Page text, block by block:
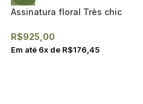
Assinatura floral Très chic
R$925,00
Em até 6x de R$176,45